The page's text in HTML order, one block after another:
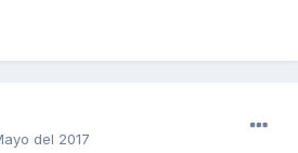
del 2017